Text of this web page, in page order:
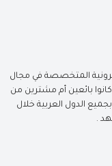
المتخصصة في مجال
بائعين أم مشترين من
الدول العربية خلال
.